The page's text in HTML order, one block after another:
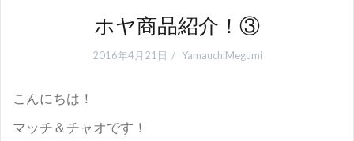
ホヤ商品紹介！③
2016年4月21日 YamauchiMegumi
こんにちは！
マッチ＆チャオです！